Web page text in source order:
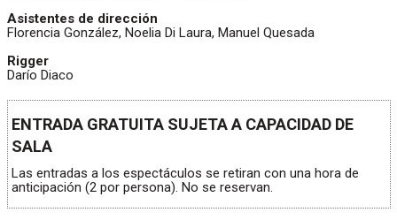
Asistentes de dirección
Florencia González, Noelia Di Laura, Manuel Quesada
Rigger
Darío Diaco
ENTRADA GRATUITA SUJETA A CAPACIDAD DE
SALA
Las entradas a los espectáculos se retiran con una hora de
anticipación (2 por persona). No se reservan.